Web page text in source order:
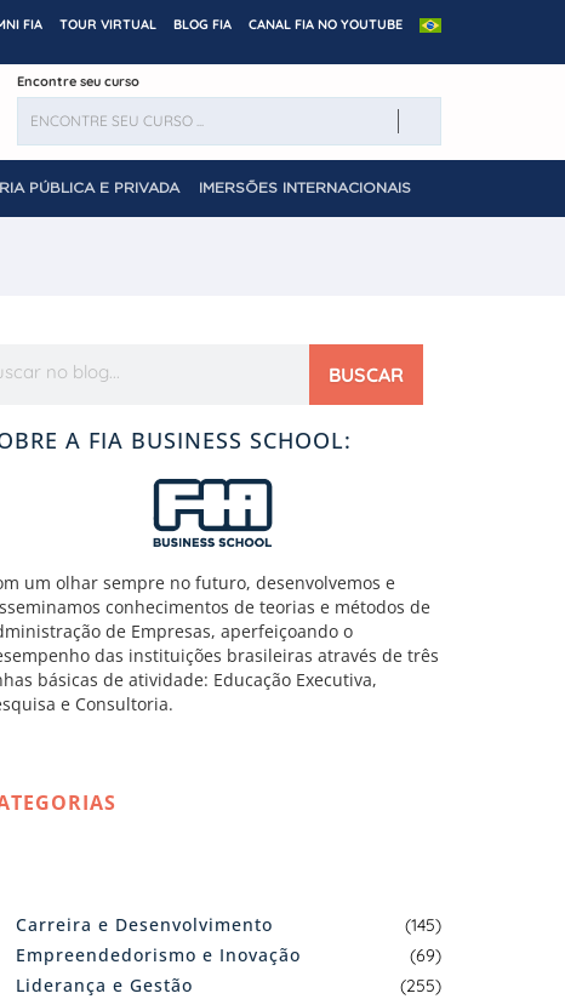
FIA TOUR VIRTUAL BLOG FIA CANAL FIA NO YOUTUBE
Encontre seu curso
PÚBLICA E PRIVADA IMERSÕES INTERNACIONAIS
BUSCAR
A FIA BUSINESS SCHOOL:
um olhar sempre no futuro, desenvolvemos e
conhecimentos de teorias e métodos de
de Empresas, aperfeiçoando o
das instituições brasileiras através de três
básicas de atividade: Educação Executiva,
e Consultoria.
Carreira e Desenvolvimento (145)
Empreendedorismo e Inovação (69)
Liderança e Gestão (255)